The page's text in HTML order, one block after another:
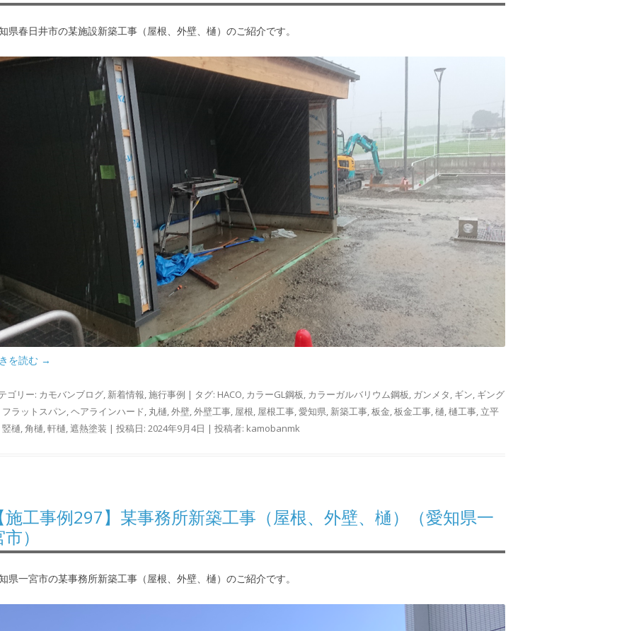
県春日井市の某施設新築工事（屋根、外壁、樋）のご紹介です。
を読む →
ゴリー: カモバンブログ, 新着情報,施行事例 | タグ: HACO, カラーGL鋼板, カラーガルバリウム鋼板, ガンメタ, ギン, ギング
フラットスパン,ヘアラインハード, 丸樋,外壁,外壁工事, 屋根, 屋根工事,愛知県, 新築工事,板金,板金工事,樋,樋工事, 立平
竪樋,角樋,軒樋,遮熱塗装 | 投稿日: 2024年9月4日 | 投稿者: kamobanmk
施工事例297】某事務所新築工事（屋根、外壁、樋）（愛知県一
）
県一宮市の某事務所新築工事（屋根、外壁、樋）のご紹介です。